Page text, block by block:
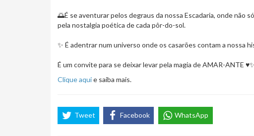
🌅É se aventurar pelos degraus da nossa Escadaria, onde não
pela nostalgia poética de cada pôr-do-sol.
✨ É adentrar num universo onde os casarões contam a nossa
É um convite para se deixar levar pela magia de AMAR-ANTE
Clique aquie saiba mais.
Tweet Facebook WhatsApp